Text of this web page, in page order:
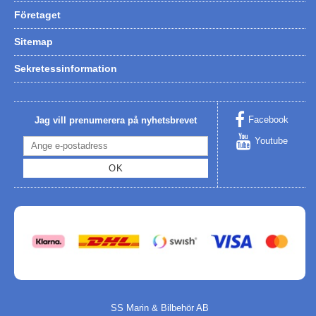
Företaget
Sitemap
Sekretessinformation
Jag vill prenumerera på nyhetsbrevet
OK
Facebook
Youtube
SS Marin & Bilbehör AB